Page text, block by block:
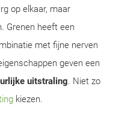
op elkaar, maar
Grenen heeft een
met fijne nerven
geven een
uitstraling. Niet zo
kiezen.